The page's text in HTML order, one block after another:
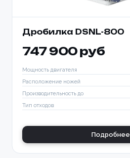
Дробилка DSNL-800
747 900 руб
Мощность двигателя
Расположение ножей
Производительность до
Тип отходов
Подробнее